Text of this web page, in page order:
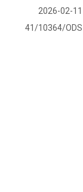
2026-02-11
41/10364/ODS